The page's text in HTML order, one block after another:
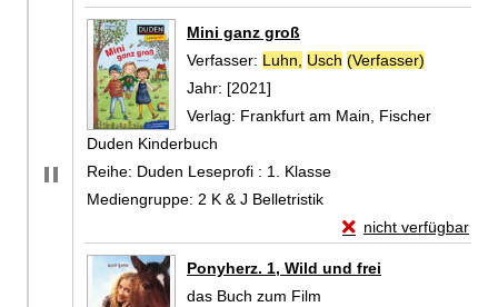
Mini ganz groß
Verfasser: Luhn, Usch (Verfasser)
Jahr: [2021]
Verlag: Frankfurt am Main, Fischer
Duden Kinderbuch
Reihe: Duden Leseprofi : 1. Klasse
Mediengruppe: 2 K & J Belletristik
nicht verfügbar
Exemplar-Details
Ponyherz. 1, Wild und frei
das Buch zum Film